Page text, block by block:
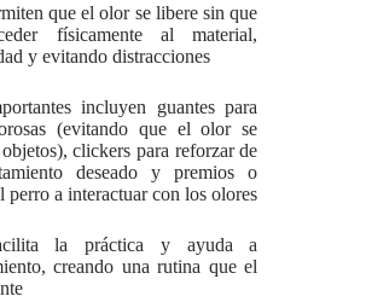
que el olor se libere sin que
físicamente al material,
y evitando distracciones
incluyen guantes para
(evitando que el olor se
clickers para reforzar de
deseado y premios o
perro a interactuar con los olores
la práctica y ayuda a
creando una rutina que el